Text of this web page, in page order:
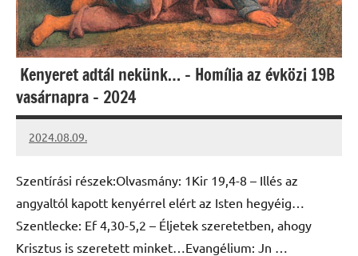
Kenyeret adtál nekünk… – Homília az évközi 19B
vasárnapra – 2024
2024.08.09.
kovacs.agi
Szentírási részek:Olvasmány: 1Kir 19,4-8 – Illés az
angyaltól kapott kenyérrel elért az Isten hegyéig…
Szentlecke: Ef 4,30-5,2 – Éljetek szeretetben, ahogy
Krisztus is szeretett minket…Evangélium: Jn …